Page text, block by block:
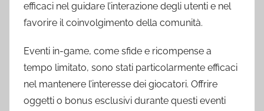
efficaci nel guidare l’interazione degli utenti e nel
favorire il coinvolgimento della comunità.
Eventi in-game, come sfide e ricompense a
tempo limitato, sono stati particolarmente efficaci
nel mantenere l’interesse dei giocatori. Offrire
oggetti o bonus esclusivi durante questi eventi